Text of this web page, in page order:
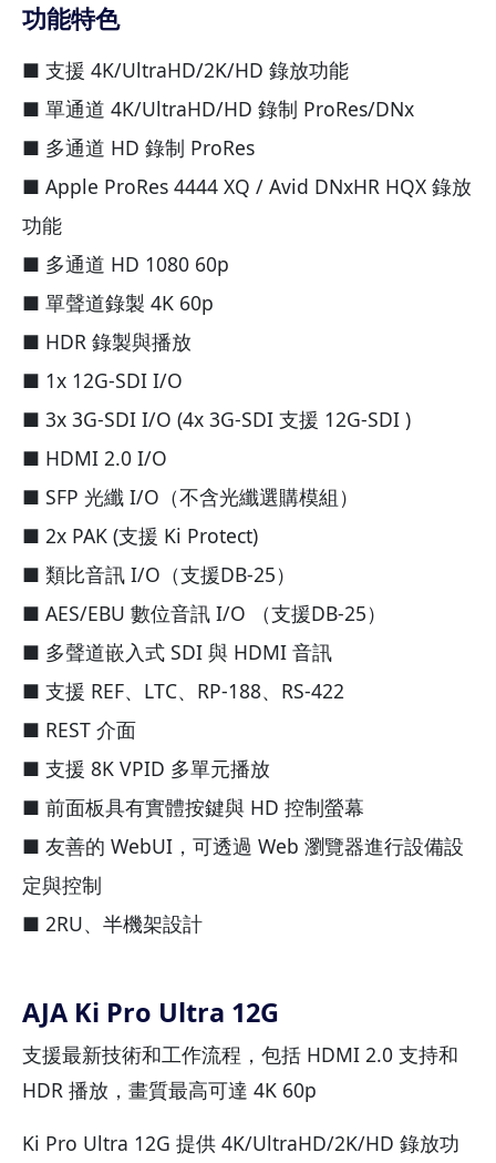
功能特色
■ 支援 4K/UltraHD/2K/HD 錄放功能
■ 單通道 4K/UltraHD/HD 錄制 ProRes/DNx
■ 多通道 HD 錄制 ProRes
■ Apple ProRes 4444 XQ / Avid DNxHR HQX 錄放
功能
■ 多通道 HD 1080 60p
■ 單聲道錄製 4K 60p
■ HDR 錄製與播放
■ 1x 12G-SDI I/O
■ 3x 3G-SDI I/O (4x 3G-SDI 支援 12G-SDI )
■ HDMI 2.0 I/O
■ SFP 光纖 I/O（不含光纖選購模組）
■ 2x PAK (支援 Ki Protect)
■ 類比音訊 I/O（支援DB-25）
■ AES/EBU 數位音訊 I/O （支援DB-25）
■ 多聲道嵌入式 SDI 與 HDMI 音訊
■ 支援 REF、LTC、RP-188、RS-422
■ REST 介面
■ 支援 8K VPID 多單元播放
■ 前面板具有實體按鍵與 HD 控制螢幕
■ 友善的 WebUI，可透過 Web 瀏覽器進行設備設
定與控制
■ 2RU、半機架設計
AJA Ki Pro Ultra 12G
支援最新技術和工作流程，包括 HDMI 2.0 支持和
HDR 播放，畫質最高可達 4K 60p
Ki Pro Ultra 12G 提供 4K/UltraHD/2K/HD 錄放功